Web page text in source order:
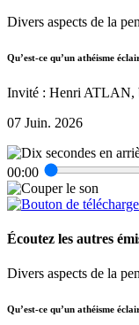
Divers aspects de la
Qu’est-ce qu’un athéisme
Invité : Henri ATLAN,
07 Juin. 2026
00:00
Écoutez les autres
Divers aspects de la
Qu’est-ce qu’un athéisme